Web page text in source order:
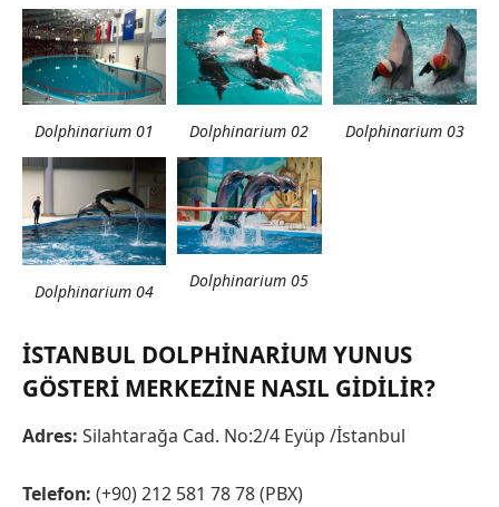
Dolphinarium 01 Dolphinarium 02 Dolphinarium 03
Dolphinarium 04
Dolphinarium 05
İSTANBUL DOLPHINARIUM YUNUS
GÖSTERI MERKEZINE NASIL GIDILIR?
Adres: Silahtarağa Cad. No:2/4 Eyüp /İstanbul
Telefon: (+90) 212 581 78 78 (PBX)